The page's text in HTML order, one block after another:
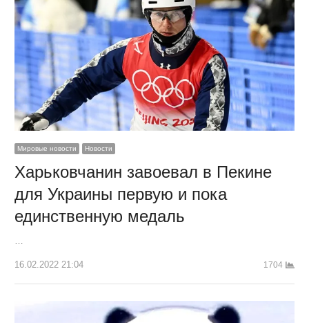
Мировые новости Новости
Харьковчанин завоевал в Пекине
для Украины первую и пока
единственную медаль
…
16.02.2022 21:04 1704